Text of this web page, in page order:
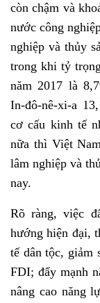
còn chậm và
nước công
nghiệp và thủy
trong khi tỷ
năm 2017 là
In-đô-nê-xi-a
cơ cấu kinh tế
nữa thì Việt
lâm nghiệp và
nay.
Rõ ràng, việc
hướng hiện đại,
tế dân tộc, giảm
FDI; đẩy mạnh
nâng cao năng